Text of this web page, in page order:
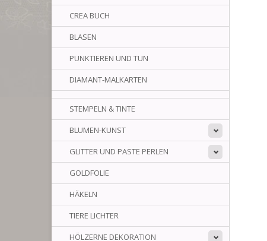
CREA BUCH
BLASEN
PUNKTIEREN UND TUN
DIAMANT-MALKARTEN
STEMPELN & TINTE
BLUMEN-KUNST
GLITTER UND PASTE PERLEN
GOLDFOLIE
HÄKELN
TIERE LICHTER
HÖLZERNE DEKORATION